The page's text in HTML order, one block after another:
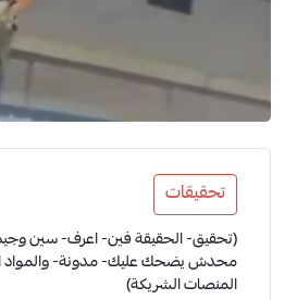
تحقيقات
(تحقيق- الحقيقة فين- اعرف- سين
محدش يضحك عليك- مدونة- والمواد
المنصات الشريكة)